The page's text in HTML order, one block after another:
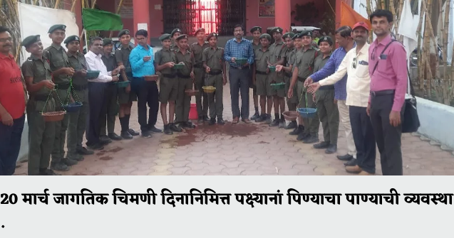
20 मार्च जागतिक चिमणी दिनानिमित्त पक्ष्यानां पिण्याचा पाण्याची व्यवस्था
.